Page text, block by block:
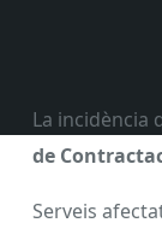
La incidència
de
Serveis